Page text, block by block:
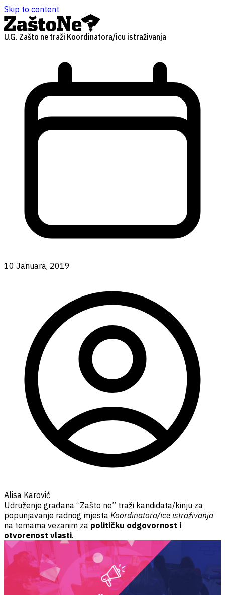
Skip to content
U.G. Zašto ne traži Koordinatora/icu istraživanja
10 Januara, 2019
Alisa Karović
Udruženje građana “Zašto ne” traži kandidata/kinju za
popunjavanje radnog mjesta Koordinatora/ice istraživanja
na temama vezanim za političku odgovornost i
otvorenost vlasti.